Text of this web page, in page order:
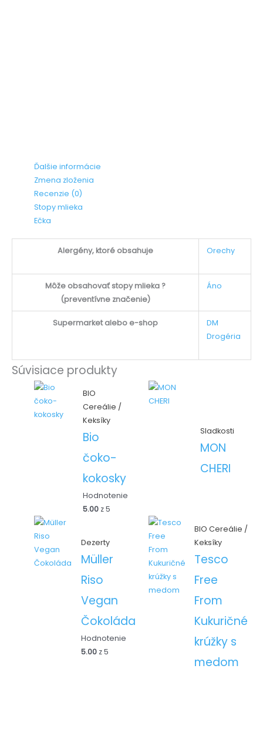
Ďalšie informácie
Zmena zloženia
Recenzie (0)
Stopy mlieka
Ečka
Alergény, ktoré obsahuje Orechy
Môže obsahovať stopy mlieka ?
(preventívne značenie)
Áno
Supermarket alebo e-shop
DM
Drogéria
Súvisiace produkty
BIO
Cereálie /
Keksíky
Bio
čoko-
kokosky
Hodnotenie
5.00z 5
Sladkosti
MON
CHERI
Dezerty
Müller
Riso
Vegan
Čokoláda
Hodnotenie
5.00z 5
BIO Cereálie /
Keksíky
Tesco
Free
From
Kukuričné
krúžky s
medom